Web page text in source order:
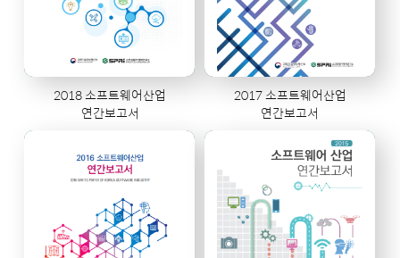
2018 소프트웨어산업
연간보고서
2017 소프트웨어산업
연간보고서